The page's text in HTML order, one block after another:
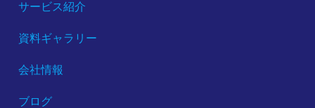
サービス紹介
資料ギャラリー
会社情報
ブログ